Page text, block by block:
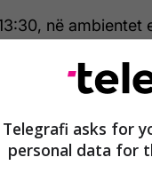
në ambientet
institucioni, ku
të këtyre
pritet të certifikojë
zgjedhjet e 7
e fletëvotimit për
Telegrafi asks for
personal data for